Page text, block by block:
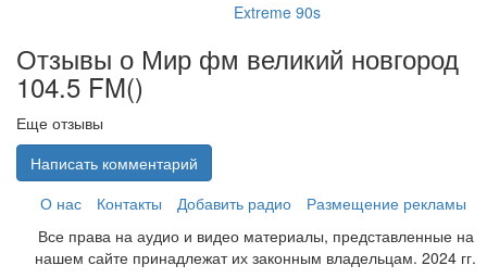
Extreme 90s
Отзывы о Мир фм великий новгород
104.5 FM()
Еще отзывы
Написать комментарий
О нас
Контакты Добавить радио
Размещение рекламы
Все права на аудио и видео материалы, представленные на
нашем сайте принадлежат их законным владельцам. 2024 гг.